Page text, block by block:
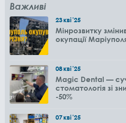
Важливі
23кві'25
Мінрозвитку
окупації
08кві'25
Magic Dental —
стоматологія зі
-50%
07кві'25